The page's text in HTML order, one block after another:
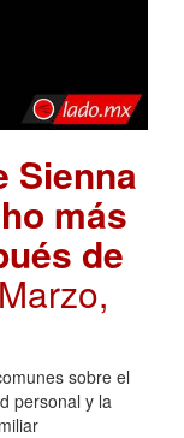
Sienna
más
de
sobre el
personal y la